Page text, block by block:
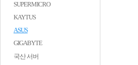
SUPERMICRO
KAYTUS
ASUS
GIGABYTE
국산 서버